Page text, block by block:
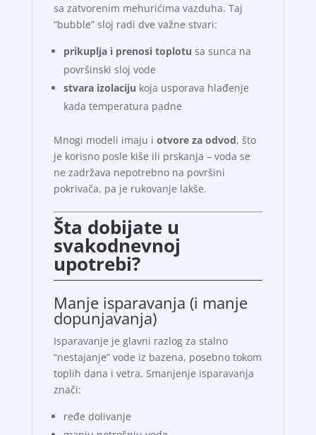
sa zatvorenim mehurićima vazduha. Taj
“bubble” sloj radi dve važne stvari:
prikuplja i prenosi toplotu sa sunca na
površinski sloj vode
stvara izolaciju koja usporava hlađenje
kada temperatura padne
Mnogi modeli imaju i otvore za odvod, što
je korisno posle kiše ili prskanja – voda se
ne zadržava nepotrebno na površini
pokrivača, pa je rukovanje lakše.
Šta dobijate u
svakodnevnoj
upotrebi?
Manje isparavanja (i manje
dopunjavanja)
Isparavanje je glavni razlog za stalno
“nestajanje” vode iz bazena, posebno tokom
toplih dana i vetra. Smanjenje isparavanja
znači:
ređe dolivanje